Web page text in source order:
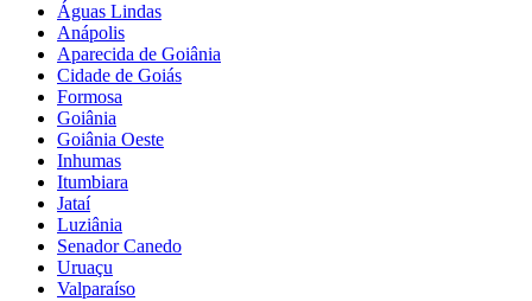
Águas Lindas
Anápolis
Aparecida de Goiânia
Cidade de Goiás
Formosa
Goiânia
Goiânia Oeste
Inhumas
Itumbiara
Jataí
Luziânia
Senador Canedo
Uruaçu
Valparaíso